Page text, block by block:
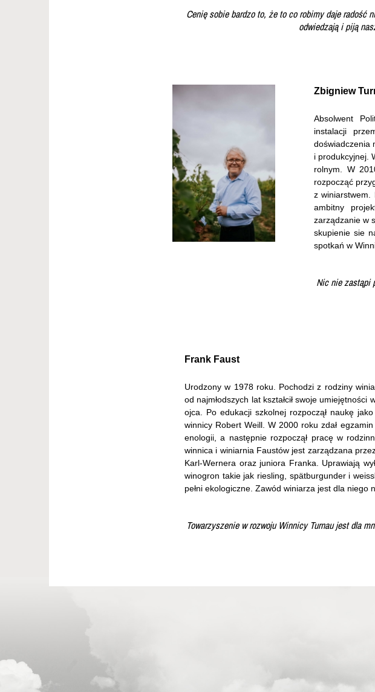
Cenię sobie bardzo to, że to co robimy daje radość
odwiedzają i piją
Zbigniew
Absolwent
instalacji
doświadczenia
i produkcyjnej.
rolnym. W
rozpocząć
z winiarstwem.
ambitny
zarządzanie w
skupienie sie
spotkań w
Nic nie zastąpi
Frank Faust
Urodzony w 1978 roku. Pochodzi z rodziny
od najmłodszych lat kształcił swoje
ojca. Po edukacji szkolnej rozpoczął naukę
winnicy Robert Weill. W 2000 roku zdał
enologii, a następnie rozpoczął pracę w
winnica i winiarnia Faustów jest zarządzana
Karl-Wernera oraz juniora Franka. Uprawiają
winogron takie jak riesling, spätburgunder i
pełni ekologiczne. Zawód winiarza jest dla niego
Towarzyszenie w rozwoju Winnicy Turnau jest dla